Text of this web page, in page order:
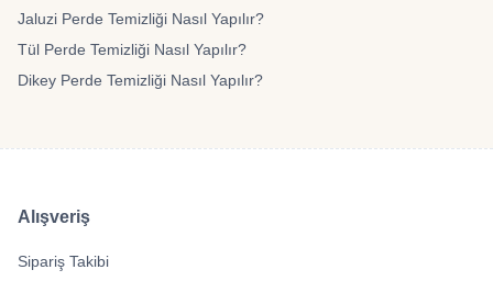
Jaluzi Perde Temizliği Nasıl Yapılır?
Tül Perde Temizliği Nasıl Yapılır?
Dikey Perde Temizliği Nasıl Yapılır?
Alışveriş
Sipariş Takibi